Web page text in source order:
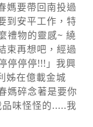
媽要帶回南投過
到安平工作，特
禮物的靈感~ 繞
束再想吧，經過
停停停!!!」我興
姊在億載金城
媽碎念著是要你
味怪怪的.....我